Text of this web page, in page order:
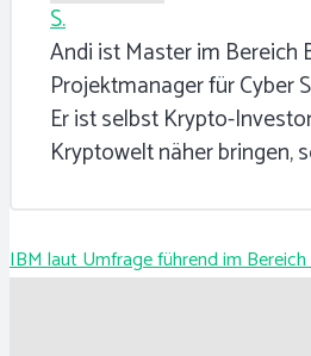
S.
Andi ist Master im Bereich
Projektmanager für Cyber
Er ist selbst Krypto-
Kryptowelt näher bringen,
IBM laut Umfrage führend im